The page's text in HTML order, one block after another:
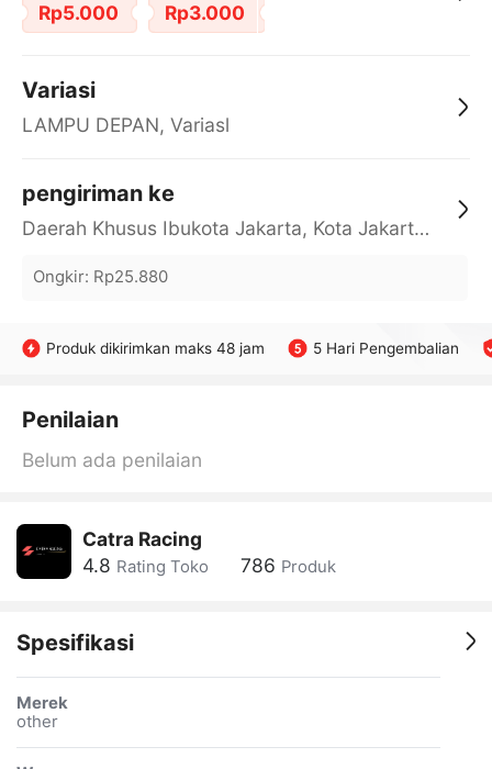
Rp5.000 Rp3.000
Variasi
LAMPU DEPAN, Variasl
pengiriman ke
Daerah Khusus Ibukota Jakarta, Kota Jakarta Barat, Cengkareng, yy
Ongkir: Rp25.880
Produk dikirimkan maks 48 jam 5 Hari Pengembalian
Penilaian
Belum ada penilaian
Catra Racing
4.8 Rating Toko 786 Produk
Spesifikasi
Merek
other